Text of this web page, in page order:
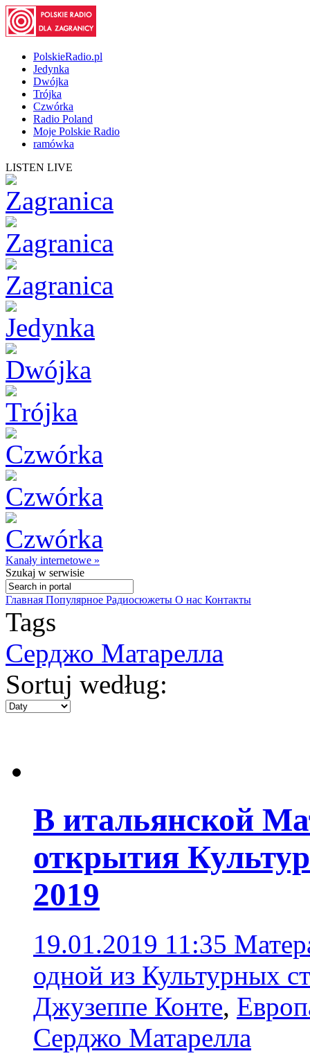
PolskieRadio.pl
Jedynka
Dwójka
Trójka
Czwórka
Radio Poland
Moje Polskie Radio
ramówka
LISTEN LIVE
Kanały internetowe »
Szukaj w serwisie
Главная Популярное Радиосюжеты О нас Контакты
Tags
Серджо Матарелла
Sortuj według:
В итальянской
открытия
2019
19.01.2019 11:35
одной из Культурных
Джузеппе Конте,
Серджо Матарелла